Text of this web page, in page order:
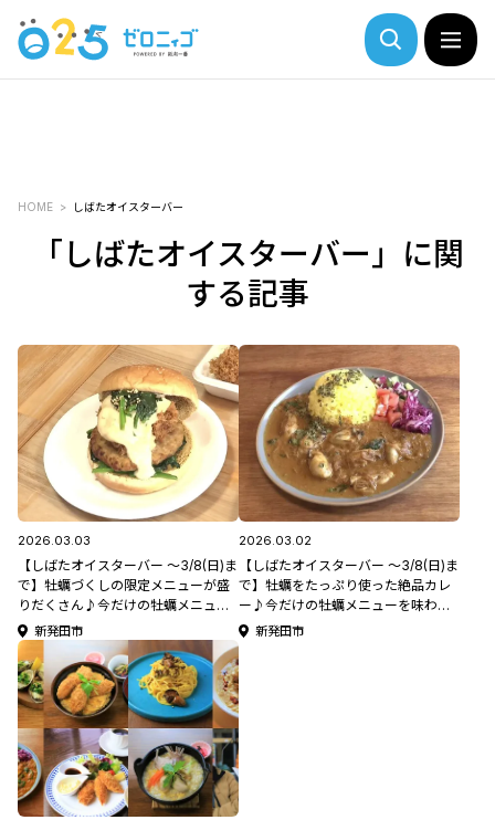
HOME しばたオイスターバー
「しばたオイスターバー」に関
する記事
2026.03.03
【しばたオイスターバー ～3/8(日)ま
で】牡蠣づくしの限定メニューが盛
りだくさん♪今だけの牡蠣メニュー
を味わおう！新発田市「パーラーや
お家」
新発田市
2026.03.02
【しばたオイスターバー ～3/8(日)ま
で】牡蠣をたっぷり使った絶品カレ
ー♪今だけの牡蠣メニューを味わお
う！新発田市「やすけカレー」
新発田市